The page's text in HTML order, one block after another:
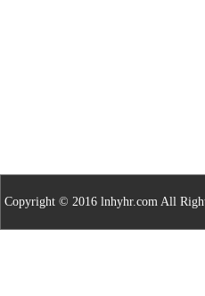
Copyright © 2016 lnhyhr.com All